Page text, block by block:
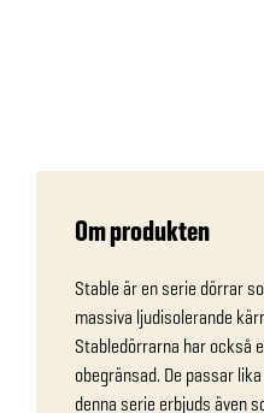
Om produkten
Stable är en serie dörrar
massiva ljudisolerande
Stabledörrarna har också
obegränsad. De passar
denna serie erbjuds även